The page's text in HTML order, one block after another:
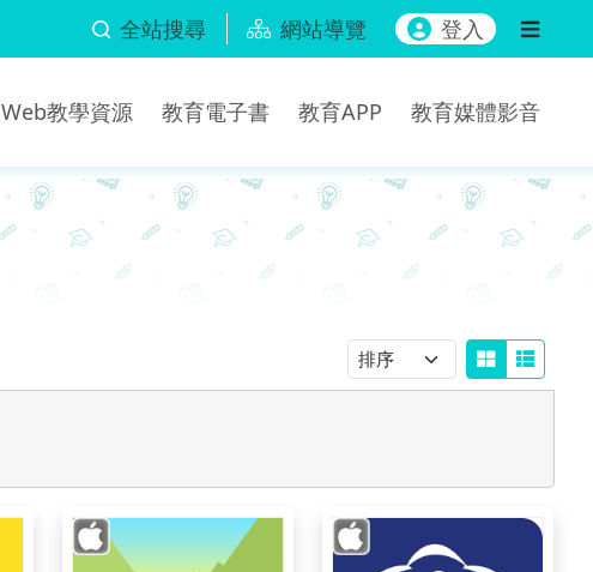
全站搜尋 網站導覽 登入
Web教學資源 教育電子書 教育APP 教育媒體影音